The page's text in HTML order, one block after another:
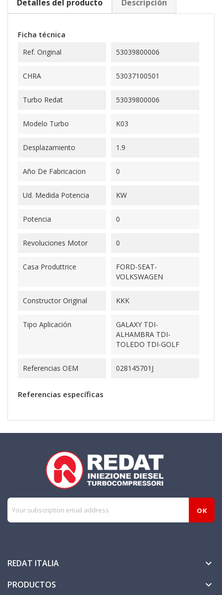
Detalles del producto Descripción
Ficha técnica
Ref. Original 53039800006
CHRA 53037100501
Turbo Redat 53039800006
Modelo Turbo K03
Desplazamiento 1.9
Año De Fabricacion 0
Ud. Medida Potencia KW
Potencia 0
Revoluciones Motor 0
Casa Produttrice
FORD-SEAT-
VOLKSWAGEN
Constructor Original KKK
Tipo Aplicación
GALAXY TDI-
ALHAMBRA TDI-
TOLEDO TDI-GOLF
Referencias OEM 028145701J
Referencias específicas
REDAT ITALIA 
PRODUCTOS 